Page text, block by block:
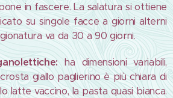
in fascere. La salatura si ottiene
su singole facce a giorni alterni
va da 30 a 90 giorni.
ha dimensioni variabili,
giallo paglierino è più chiara di
latte vaccino, la pasta quasi bianca.